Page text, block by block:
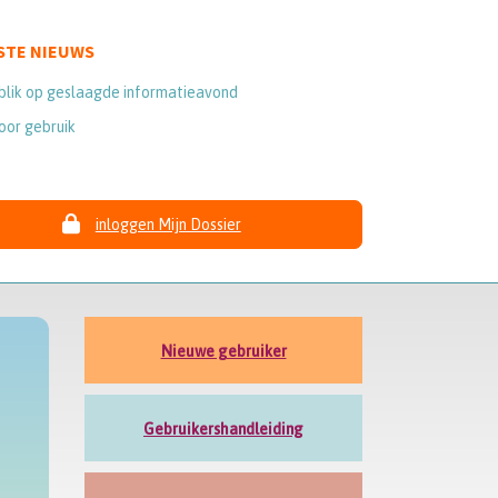
NIEUWS
op geslaagde informatieavond
gebruik
inloggen Mijn Dossier
Nieuwe gebruiker
Gebruikershandleiding